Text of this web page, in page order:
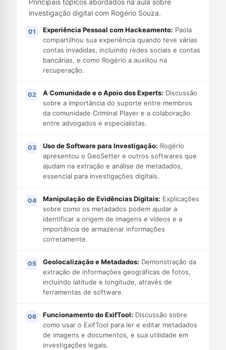
investigação digital com Rogério Souza.
Experiência Pessoal com Hackeamento: Paola
compartilhou sua experiência quando teve várias
contas invadidas, incluindo redes sociais e contas
bancárias, e como Rogério a auxiliou na
recuperação.
A Comunidade e o Apoio dos Experts: Discussão
sobre a importância do suporte entre membros
da comunidade Criminal Player e a colaboração
entre advogados e especialistas.
Uso de Software para Investigação: Rogério
apresentou o GeoSetter e outros softwares que
ajudam na extração e análise de metadados,
essencial para investigações digitais.
Manipulação de Evidências Digitais: Explicações
sobre como os metadados podem ajudar a
identificar a origem de imagens e vídeos e a
importância de armazenar informações
corretamente.
Geolocalização e Metadados: Demonstração da
extração de informações geográficas de fotos,
incluindo latitude e longitude, através de
ferramentas de software.
Funcionamento do ExifTool: Discussão sobre
como usar o ExifTool para ler e editar metadados
de imagens e documentos, e sua utilidade em
investigações legais.